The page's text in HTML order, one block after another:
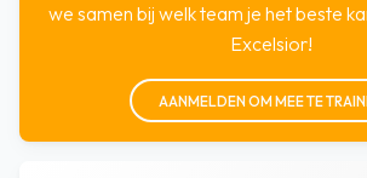
we samen bij welk team je het beste
Excelsior!
AANMELDEN OM MEE TE